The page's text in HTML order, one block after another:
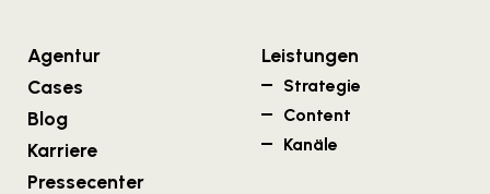
Agentur
Cases
Blog
Karriere
Pressecenter
Leistungen
Strategie
Content
Kanäle